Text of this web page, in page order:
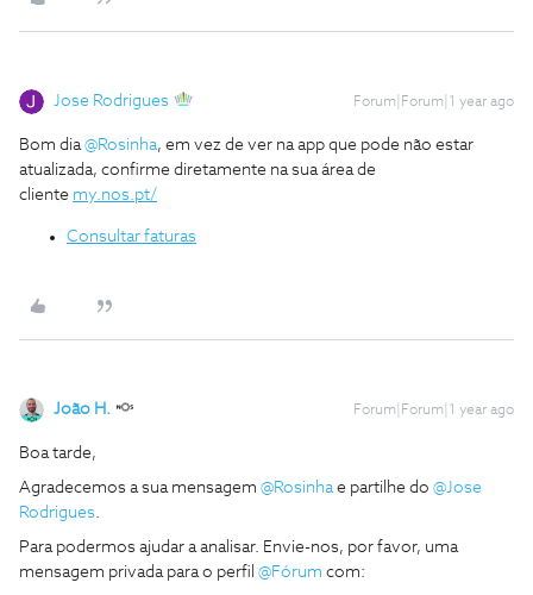
Jose Rodrigues Forum|Forum|1 year ago
Bom dia @Rosinha, em vez de ver na app que pode não estar
atualizada, confirme diretamente na sua área de
cliente my.nos.pt/
Consultar faturas
João H. Forum|Forum|1 year ago
Boa tarde,
Agradecemos a sua mensagem @Rosinha e partilhe do @Jose
Rodrigues
Para podermos ajudar a analisar. Envie-nos, por favor, uma
mensagem privada para o perfil @Fórum com: